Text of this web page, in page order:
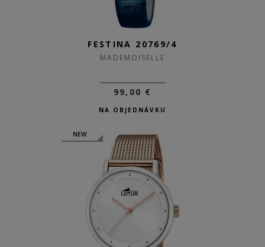
FESTINA 20769/4
MADEMOISELLE
99,00 €
NA OBJEDNÁVKU
NEW